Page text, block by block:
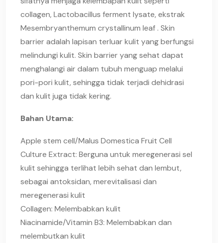
collagen, Lactobacillus ferment lysate, ekstrak
Mesembryanthemum crystallinum leaf . Skin
barrier adalah lapisan terluar kulit yang berfungsi
melindungi kulit. Skin barrier yang sehat dapat
menghalangi air dalam tubuh menguap melalui
pori-pori kulit, sehingga tidak terjadi dehidrasi
dan kulit juga tidak kering.
Bahan Utama:
Apple stem cell/Malus Domestica Fruit Cell
Culture Extract: Berguna untuk meregenerasi sel
kulit sehingga terlihat lebih sehat dan lembut,
sebagai antoksidan, merevitalisasi dan
meregenerasi kulit
Collagen: Melembabkan kulit
Niacinamide/Vitamin B3: Melembabkan dan
melembutkan kulit